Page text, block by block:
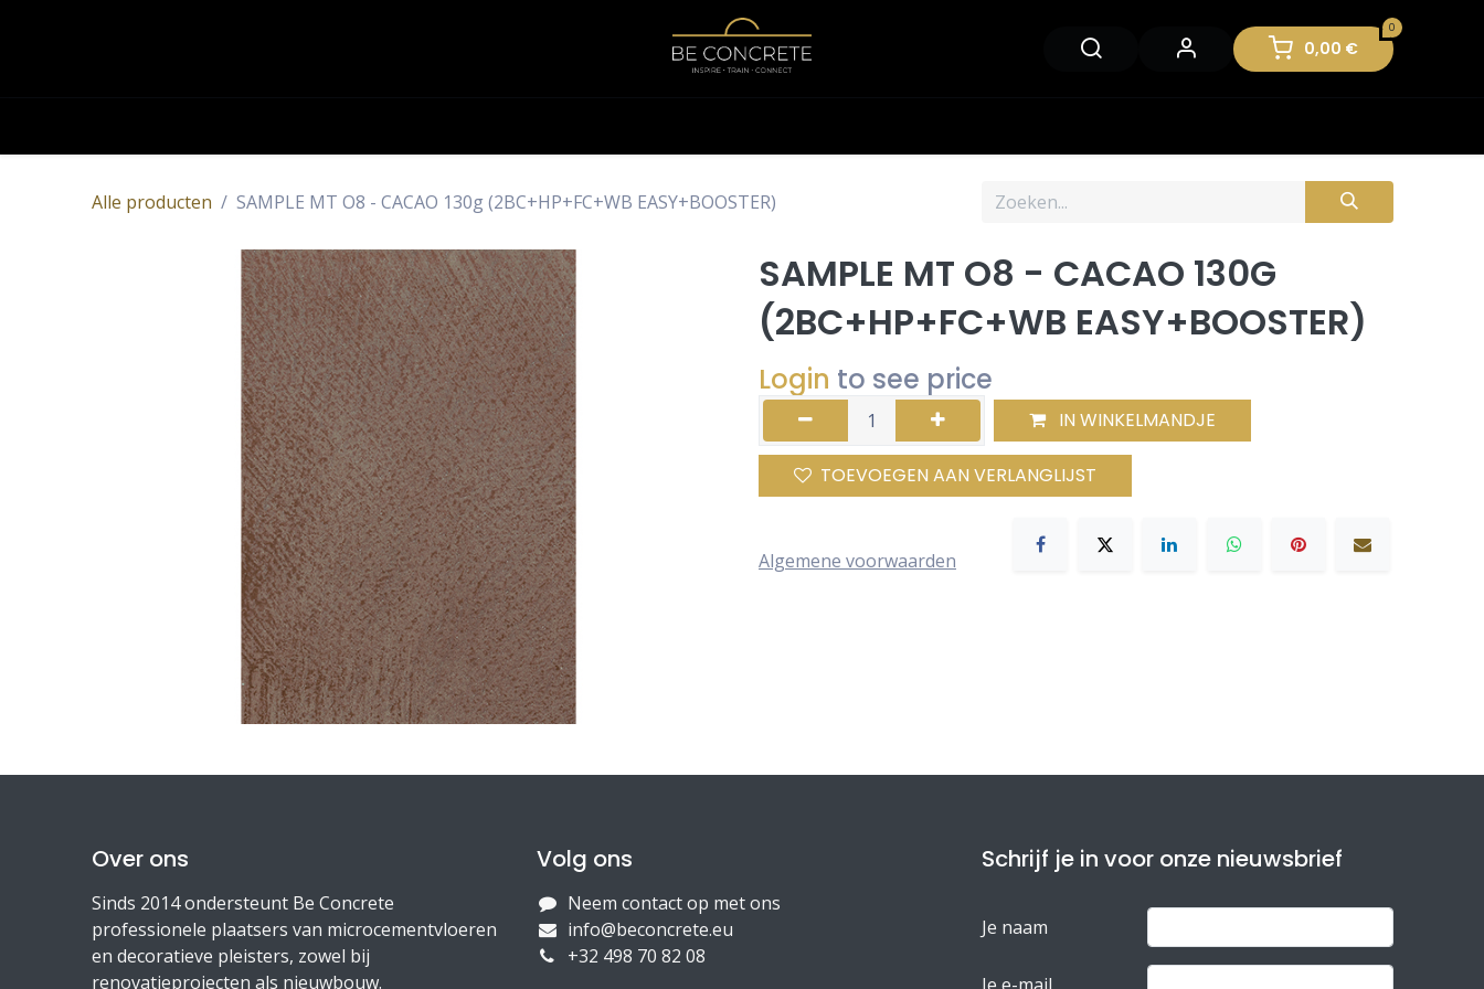
0
0,00 €
Alle producten SAMPLE MT O8 - CACAO 130g (2BC+HP+FC+WB EASY+BOOSTER)
SAMPLE MT O8 - CACAO 130G
(2BC+HP+FC+WB EASY+BOOSTER)
Login to see price
IN WINKELMANDJE
TOEVOEGEN AAN VERLANGLIJST
Algemene voorwaarden
Over ons
Sinds 2014 ondersteunt Be Concrete
professionele plaatsers van microcementvloeren
en decoratieve pleisters, zowel bij
renovatieprojecten als nieuwbouw.
Volg ons
Neem contact op met ons
info@beconcrete.eu
+32 498 70 82 08
Schrijf je in voor onze nieuwsbrief
Je naam